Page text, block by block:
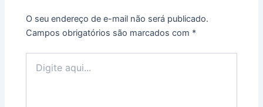
O seu endereço de e-mail não será publicado.
Campos obrigatórios são marcados com *
aqui...